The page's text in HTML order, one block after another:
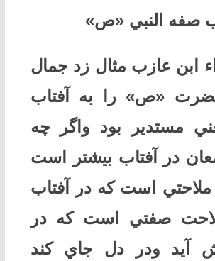
صفه النبي «ص»
ابن عازب مثال زد جمال
«ص» را به آفتاب
مستدير بود واگر چه
در آفتاب بيشتر است
ملاحتي است كه در آفتاب
صفتي است كه در
آيد ودر دل جاي كند